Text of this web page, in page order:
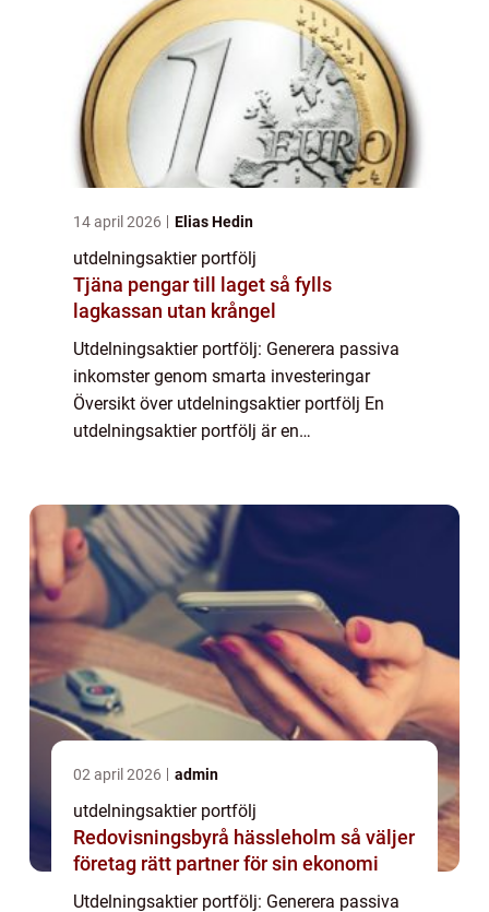
14 april 2026 Elias Hedin
utdelningsaktier portfölj
Tjäna pengar till laget så fylls
lagkassan utan krångel
Utdelningsaktier portfölj: Generera passiva
inkomster genom smarta investeringar
Översikt över utdelningsaktier portfölj En
utdelningsaktier portfölj är en
akti...
02 april 2026 admin
utdelningsaktier portfölj
Redovisningsbyrå hässleholm så väljer
företag rätt partner för sin ekonomi
Utdelningsaktier portfölj: Generera passiva